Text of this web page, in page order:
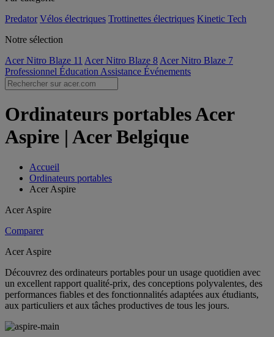
Predator Vélos électriques Trottinettes électriques Kinetic Tech
Notre sélection
Acer Nitro Blaze 11 Acer Nitro Blaze 8 Acer Nitro Blaze 7
Professionnel Éducation Assistance Événements
Ordinateurs portables Acer
Aspire | Acer Belgique
Accueil
Ordinateurs portables
Acer Aspire
Acer Aspire
Comparer
Acer Aspire
Découvrez des ordinateurs portables pour un usage quotidien avec
un excellent rapport qualité-prix, des conceptions polyvalentes, des
performances fiables et des fonctionnalités adaptées aux étudiants,
aux particuliers et aux tâches productives de tous les jours.